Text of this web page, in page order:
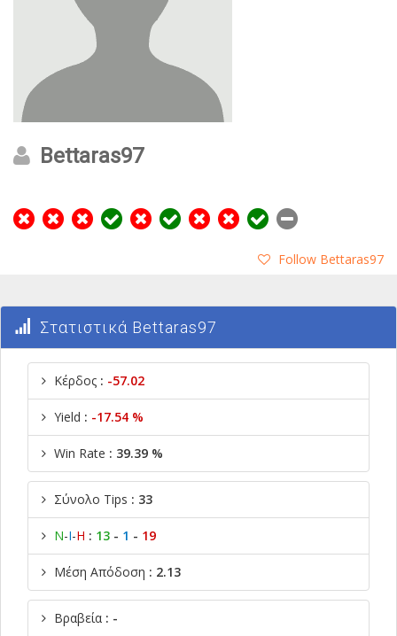
Bettaras97
Follow Bettaras97
Στατιστικά Bettaras97
Κέρδος : -57.02
Yield : -17.54 %
Win Rate : 39.39 %
Σύνολο Tips : 33
Ν-Ι-Η : 13 - 1 - 19
Μέση Απόδοση : 2.13
Βραβεία : -